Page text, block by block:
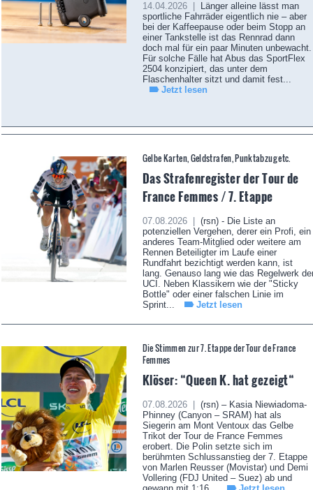
14.04.2026 |
Länger alleine lässt man
sportliche Fahrräder eigentlich nie – aber
bei der Kaffeepause oder beim Stopp an
einer Tankstelle ist das Rennrad dann
doch mal für ein paar Minuten unbewacht.
Für solche Fälle hat Abus das SportFlex
2504 konzipiert, das unter dem
Flaschenhalter sitzt und damit fest...
Jetzt lesen
Gelbe Karten, Geldstrafen, Punktabzug etc.
Das Strafenregister der Tour de
France Femmes / 7. Etappe
07.08.2026 |
(rsn) - Die Liste an
potenziellen Vergehen, derer ein Profi, ein
anderes Team-Mitglied oder weitere am
Rennen Beteiligter im Laufe einer
Rundfahrt bezichtigt werden kann, ist
lang. Genauso lang wie das Regelwerk
UCI. Neben Klassikern wie der "Sticky
Bottle" oder einer falschen Linie im
Sprint...
Jetzt lesen
Die Stimmen zur 7. Etappe der Tour de France
Femmes
Klöser: “Queen K. hat gezeigt“
07.08.2026 |
(rsn) – Kasia Niewiadoma-
Phinney (Canyon – SRAM) hat als
Siegerin am Mont Ventoux das Gelbe
Trikot der Tour de France Femmes
erobert. Die Polin setzte sich im
berühmten Schlussanstieg der 7. Etappe
von Marlen Reusser (Movistar) und Demi
Vollering (FDJ United – Suez) ab und